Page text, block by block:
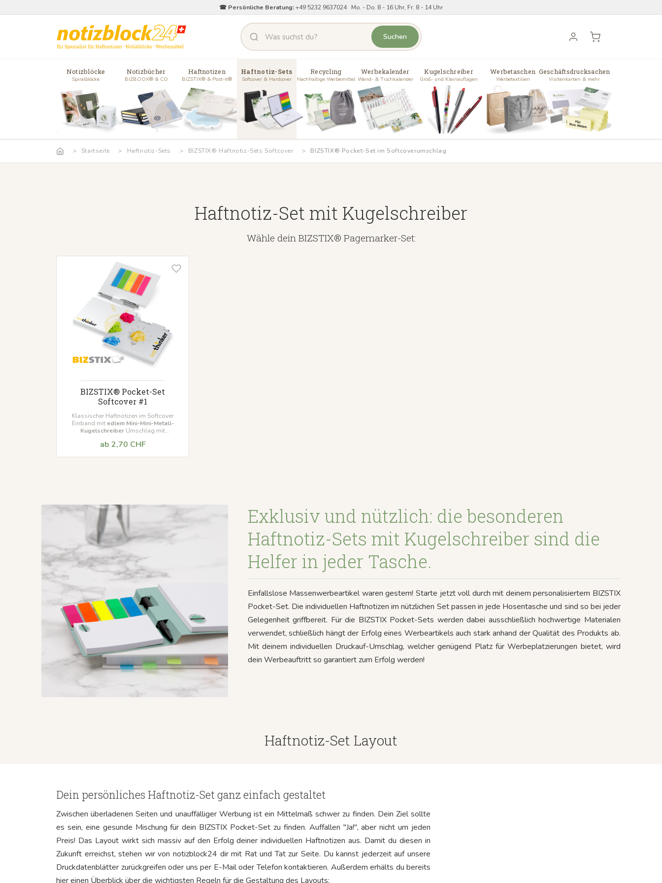
☎ Persönliche Beratung:+49 5232 9637024 Mo. - Do. 8 - 16 Uhr, Fr. 8 - 14 Uhr
Suchen
Notizblöcke
Spiralblöcke
Notizbücher
BIZBOOX® & CO
Haftnotizen
BIZSTIX® & Post-it®
Haftnotiz-Sets
Softcover & Hardcover
Recycling
Nachhaltige Werbemittel
Werbekalender
Wand- & Tischkalender
Kugelschreiber
Groß- und Kleinauflagen
Werbetaschen
Werbetextilien
Geschäftsdrucksachen
Visitenkarten & mehr
Startseite Haftnotiz-Sets BIZSTIX® Haftnotiz-Sets Softcover BIZSTIX® Pocket-Set im Softcoverumschlag
Haftnotiz-Set mit Kugelschreiber
Wähle dein BIZSTIX® Pagemarker-Set:
BIZSTIX® Pocket-Set
Softcover #1
Klassischer Haftnotizen im Softcover
Einband mit edlem Mini-Mini-Metall-
Kugelschreiber Umschlag mit
ab 2,70 CHF
Exklusiv und nützlich: die besonderen
Haftnotiz-Sets mit Kugelschreiber sind die
Helfer in jeder Tasche.
Einfallslose Massenwerbeartikel waren gestern! Starte jetzt voll durch mit deinem personalisiertem BIZSTIX
Pocket-Set. Die individuellen Haftnotizen im nützlichen Set passen in jede Hosentasche und sind so bei jeder
Gelegenheit griffbereit. Für die BIZSTIX Pocket-Sets werden dabei ausschließlich hochwertige Materialen
verwendet, schließlich hängt der Erfolg eines Werbeartikels auch stark anhand der Qualität des Produkts ab.
Mit deinem individuellen Druckauf-Umschlag, welcher genügend Platz für Werbeplatzierungen bietet, wird
dein Werbeauftritt so garantiert zum Erfolg werden!
Haftnotiz-Set Layout
Dein persönliches Haftnotiz-Set ganz einfach gestaltet
Zwischen überladenen Seiten und unauffälliger Werbung ist ein Mittelmaß schwer zu finden. Dein Ziel sollte
es sein, eine gesunde Mischung für dein BIZSTIX Pocket-Set zu finden. Auffallen "Ja!", aber nicht um jeden
Preis! Das Layout wirkt sich massiv auf den Erfolg deiner individuellen Haftnotizen aus. Damit du diesen in
Zukunft erreichst, stehen wir von notizblock24 dir mit Rat und Tat zur Seite. Du kannst jederzeit auf unsere
Druckdatenblätter zurückgreifen oder uns per E-Mail oder Telefon kontaktieren. Außerdem erhälts du bereits
hier einen Überblick über die wichtigsten Regeln für die Gestaltung des Layouts: